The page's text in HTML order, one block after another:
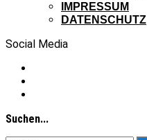
IMPRESSUM
DATENSCHUTZ
Social Media
Suchen...